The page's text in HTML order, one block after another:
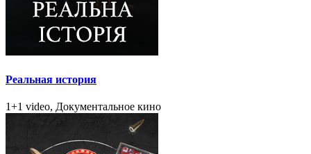
Реальная история
1+1 video, Документальное кино